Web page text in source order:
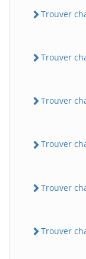
Trouver
Trouver
Trouver
Trouver
Trouver
Trouver